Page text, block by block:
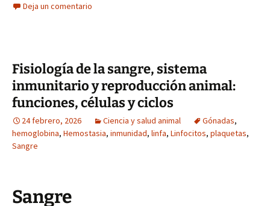
Deja un comentario
Fisiología de la sangre, sistema
inmunitario y reproducción animal:
funciones, células y ciclos
24 febrero, 2026 Ciencia y salud animal Gónadas,
hemoglobina, Hemostasia, inmunidad, linfa, Linfocitos, plaquetas,
Sangre
Sangre